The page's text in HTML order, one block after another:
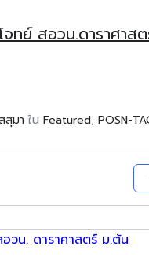
ทย์ สอวน.ดาราศาส
สุมาใน Featured, POSN-